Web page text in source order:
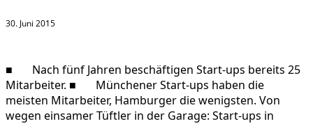
30. Juni 2015
■ Nach fünf Jahren beschäftigen Start-ups bereits 25
Mitarbeiter. ■ Münchener Start-ups haben die
meisten Mitarbeiter, Hamburger die wenigsten. Von
wegen einsamer Tüftler in der Garage: Start-ups in